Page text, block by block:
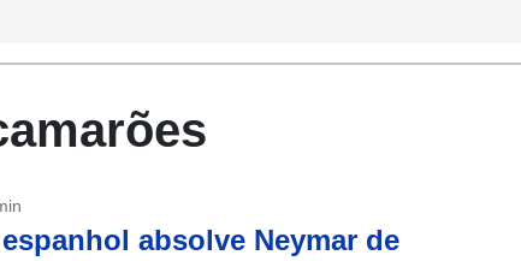
absolve Neymar de